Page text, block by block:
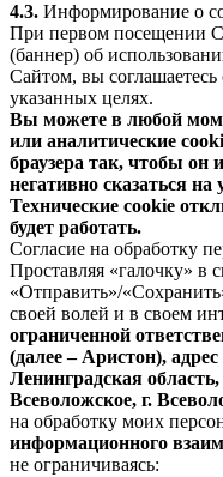
4.3. Информирование о
При первом посещении
(баннер) об
Сайтом, вы
указанных целях.
Вы можете в любой
или аналитические
браузера так, чтобы он
негативно сказаться
Технические cookie
будет работать.
Согласие на обработку
Проставляя «галочку» в
«Отправить»/
своей волей и в своем
ограниченной
(далее – Аристон),
Ленинградская
Всеволожское, г.
на обработку моих
информационного
не ограничиваясь: